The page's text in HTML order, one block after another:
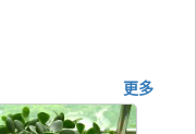
更多